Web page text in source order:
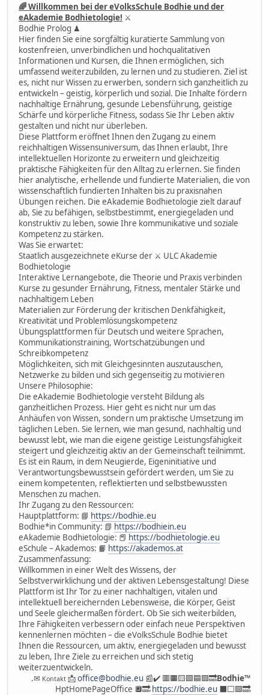
🌈 Willkommen bei der eVolksSchule Bodhie und der
eAkademie Bodhietologie! ⚔
Bodhie Prolog ♟
Hier finden Sie eine sorgfältig kuratierte Sammlung von
kostenfreien, unverbindlichen und hochqualitativen
Informationen und Kursen, die Ihnen ermöglichen, sich
umfassend weiterzubilden, zu lernen und zu studieren. Ziel ist
es, nicht nur Wissen zu erwerben, sondern sich ganzheitlich zu
entwickeln – geistig, körperlich und sozial. Die Inhalte fördern
nachhaltige Ernährung, gesunde Lebensführung, geistige
Schärfe und körperliche Fitness, sodass Sie Ihr Leben aktiv
gestalten und nicht nur überleben.
Diese Plattform eröffnet Ihnen den Zugang zu einem
reichhaltigen Wissensuniversum, das Ihnen erlaubt, Ihre
intellektuellen Horizonte zu erweitern und gleichzeitig
praktische Fähigkeiten für den Alltag zu erlernen. Sie finden
hier analytische, erhellende und fundierte Materialien, die von
wissenschaftlich fundierten Inhalten bis zu praxisnahen
Übungen reichen. Die eAkademie Bodhietologie zielt darauf
ab, Sie zu befähigen, selbstbestimmt, energiegeladen und
konstruktiv zu leben, sowie Ihre kommunikative und soziale
Kompetenz zu stärken.
Was Sie erwartet:
Staatlich ausgezeichnete eKurse der ⚔ ULC Akademie
Bodhietologie
Interaktive Lernangebote, die Theorie und Praxis verbinden
Kurse zu gesunder Ernährung, Fitness, mentaler Stärke und
nachhaltigem Leben
Materialien zur Förderung der kritischen Denkfähigkeit,
Kreativität und Problemlösungskompetenz
Übungsplattformen für Deutsch und weitere Sprachen,
Kommunikationstraining, Wortschatzübungen und
Schreibkompetenz
Möglichkeiten, sich mit Gleichgesinnten auszutauschen,
Netzwerke zu bilden und sich gegenseitig zu motivieren
Unsere Philosophie:
Die eAkademie Bodhietologie versteht Bildung als
ganzheitlichen Prozess. Hier geht es nicht nur um das
Anhäufen von Wissen, sondern um praktische Umsetzung im
täglichen Leben. Sie lernen, wie man gesund, nachhaltig und
bewusst lebt, wie man die eigene geistige Leistungsfähigkeit
steigert und gleichzeitig aktiv an der Gemeinschaft teilnimmt.
Es ist ein Raum, in dem Neugierde, Eigeninitiative und
Verantwortungsbewusstsein gefördert werden, um Sie zu
einem kompetenten, reflektierten und selbstbewussten
Menschen zu machen.
Ihr Zugang zu den Ressourcen:
Hauptplattform: 📘 https://bodhie.eu
Bodhie*in Community: 📗 https://bodhiein.eu
eAkademie Bodhietologie: 📕 https://bodhietologie.eu
eSchule – Akademos: 📙 https://akademos.at
Zusammenfassung:
Willkommen in einer Welt des Wissens, der
Selbstverwirklichung und der aktiven Lebensgestaltung! Diese
Plattform ist Ihr Tor zu einer nachhaltigen, vitalen und
intellektuell bereichernden Lebensweise, die Körper, Geist
und Seele gleichermaßen fördert. Ob Sie sich weiterbilden,
Ihre Fähigkeiten verbessern oder einfach neue Perspektiven
kennenlernen möchten – die eVolksSchule Bodhie bietet
Ihnen die Ressourcen, um aktiv, energiegeladen und bewusst
zu leben, Ihre Ziele zu erreichen und sich stetig
weiterzuentwickeln.
.✉ Kontakt 📩office@bodhie.eu 📰✔️ 🟥🟧🟨🟩🟦🟪🔜Bodhie™
HptHomePageOffice 🔲🔜https://bodhie.eu ⬛️⬜️🟪🔜